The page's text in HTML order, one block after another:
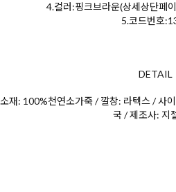
4.컬러:핑크브라운(상세상단페
5.코드번호
DETAIL
소재: 100%천연소가죽 / 깔창: 라텍스 / 사
국 / 제조사: 지